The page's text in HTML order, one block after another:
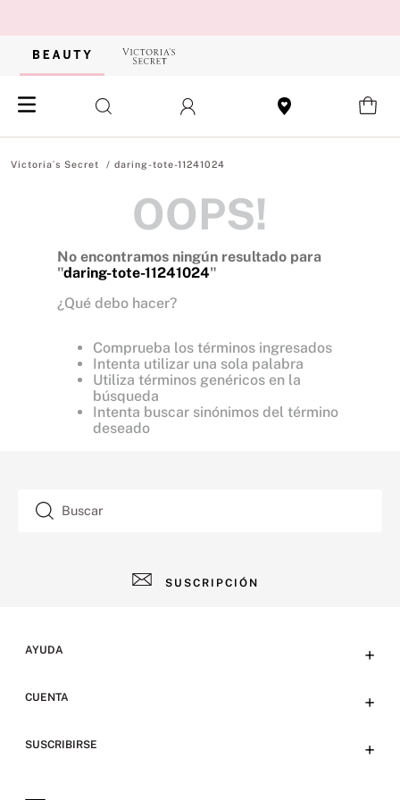
daring-tote-11241024
OOPS!
No encontramos ningún resultado para
"daring-tote-11241024"
¿Qué debo hacer?
Comprueba los términos ingresados
Intenta utilizar una sola palabra
Utiliza términos genéricos en la
búsqueda
Intenta buscar sinónimos del término
deseado
Buscar
SUSCRIPCIÓN
AYUDA +
Preguntas frecuentes
CUENTA +
SUSCRIBIRSE +